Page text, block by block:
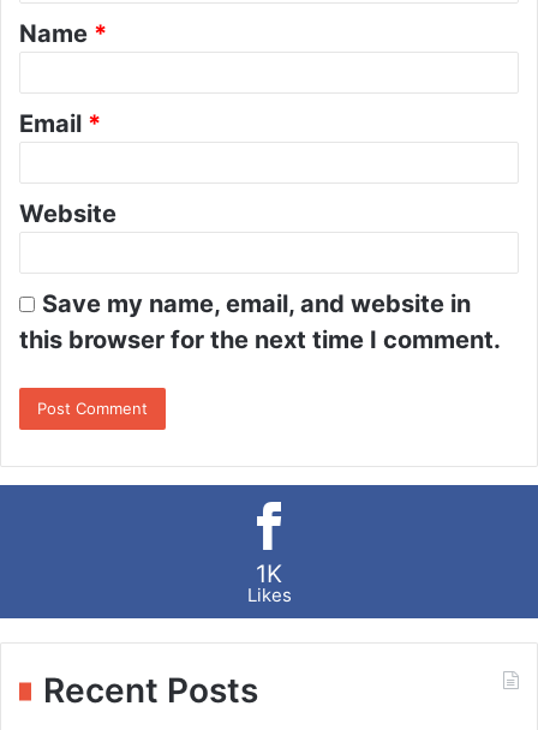
*
Name *
Email *
Website
Save my name, email, and website in
this browser for the next time I comment.
1K
Likes
Recent Posts